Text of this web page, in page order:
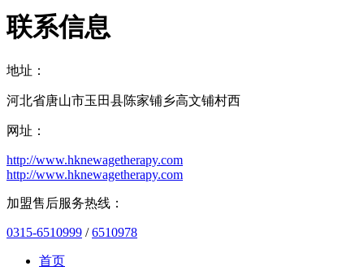
联系信息
地址：
河北省唐山市玉田县陈家铺乡高文铺村西
网址：
http://www.hknewagetherapy.com
http://www.hknewagetherapy.com
加盟售后服务热线：
0315-6510999 /6510978
首页